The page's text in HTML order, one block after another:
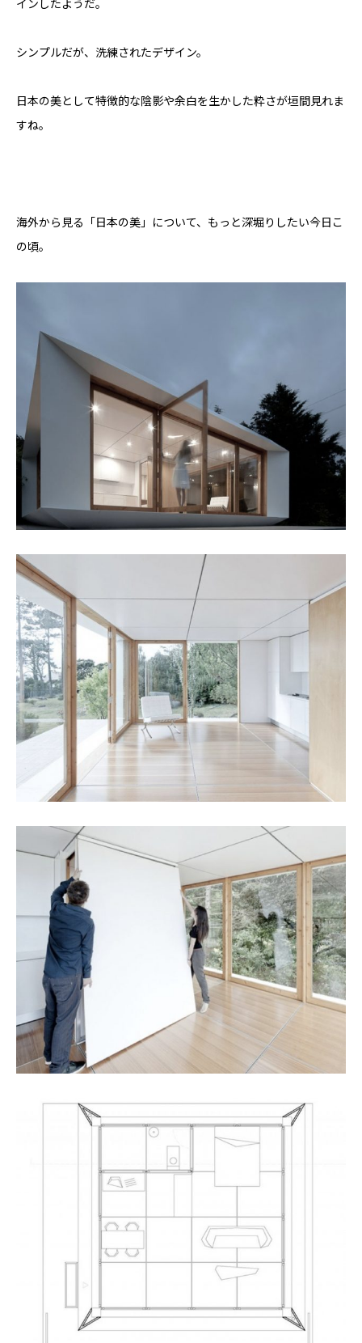
インしたようだ。
シンプルだが、洗練されたデザイン。
日本の美として特徴的な陰影や余白を生かした粋さが垣間見れま
すね。
海外から見る「日本の美」について、もっと深堀りしたい今日こ
の頃。